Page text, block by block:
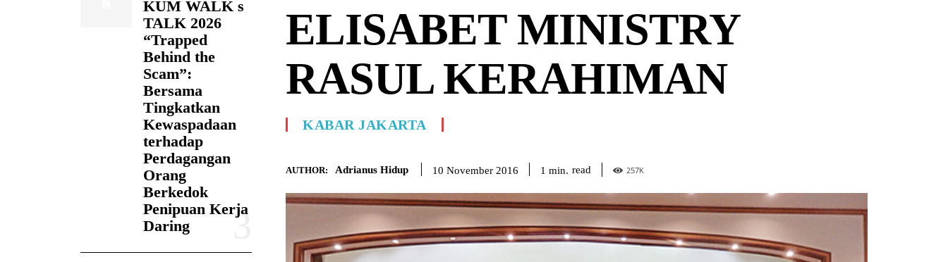
KUM WALK s
TALK 2026
“Trapped
Behind the
Scam”:
Bersama
Tingkatkan
Kewaspadaan
terhadap
Perdagangan
Orang
Berkedok
Penipuan Kerja
Daring
ELISABET MINISTRY
RASUL KERAHIMAN
KABAR JAKARTA
AUTHOR: Adrianus Hidup 10 November 2016 1 min. read 257K